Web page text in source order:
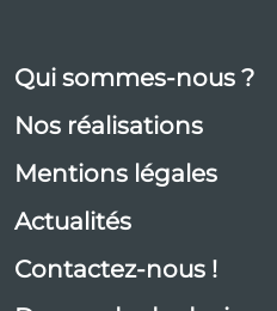
Qui sommes-nous ?
Nos réalisations
Mentions légales
Actualités
Contactez-nous !